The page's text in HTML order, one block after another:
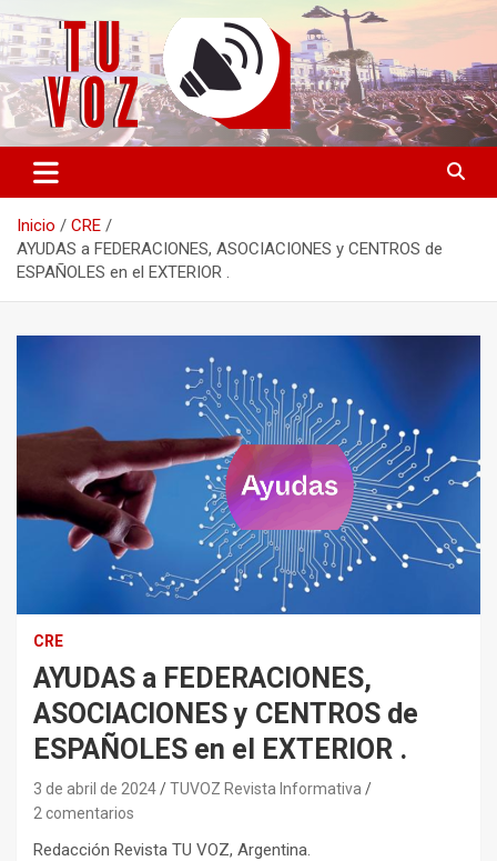
Saltar
contenido
TU VOZ
Información PLURAL y LIBRE
Inicio
CRE
AYUDAS a FEDERACIONES, ASOCIACIONES y CENTROS de
ESPAÑOLES en el EXTERIOR .
CRE
AYUDAS a FEDERACIONES,
ASOCIACIONES y CENTROS de
ESPAÑOLES en el EXTERIOR .
3 de abril de 2024
TUVOZ Revista Informativa
2 comentarios
Redacción Revista TU VOZ, Argentina.